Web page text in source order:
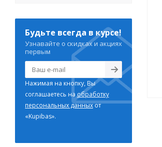
Будьте всегда в курсе!
Узнавайте о скидках и акциях
первым
Нажимая на кнопку, Вы
соглашаетесь наобработку
персональных данныхот
«Kupibas».